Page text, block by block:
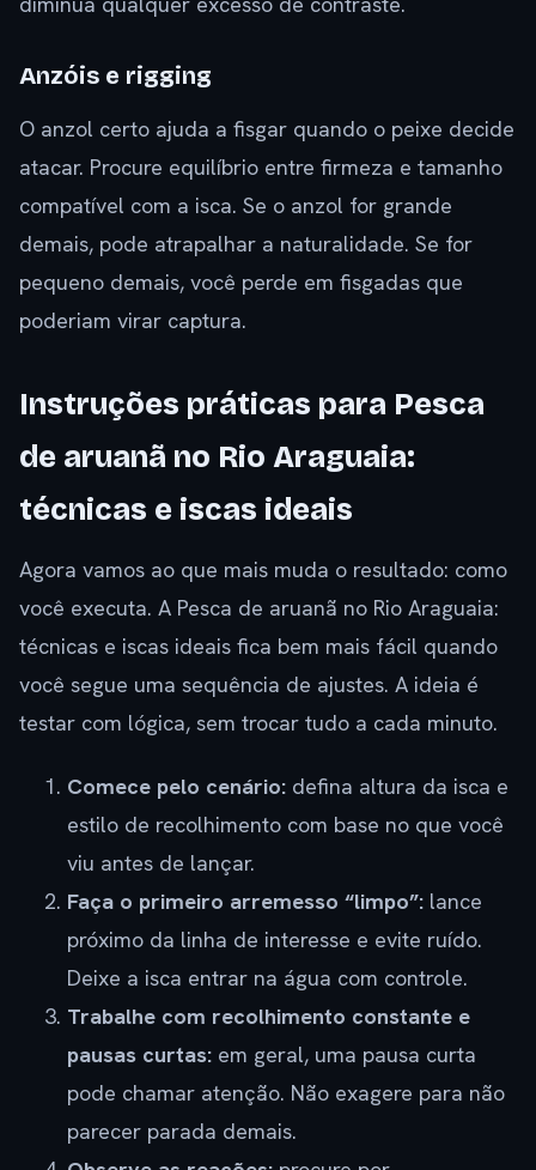
Anzóis e rigging
O anzol certo ajuda a fisgar quando o peixe decide
atacar. Procure equilíbrio entre firmeza e tamanho
compatível com a isca. Se o anzol for grande
demais, pode atrapalhar a naturalidade. Se for
pequeno demais, você perde em fisgadas que
poderiam virar captura.
Instruções práticas para Pesca
de aruanã no Rio Araguaia:
técnicas e iscas ideais
Agora vamos ao que mais muda o resultado: como
você executa. A Pesca de aruanã no Rio Araguaia:
técnicas e iscas ideais fica bem mais fácil quando
você segue uma sequência de ajustes. A ideia é
testar com lógica, sem trocar tudo a cada minuto.
Comece pelo cenário: defina altura da isca e
estilo de recolhimento com base no que você
viu antes de lançar.
Faça o primeiro arremesso “limpo”: lance
próximo da linha de interesse e evite ruído.
Deixe a isca entrar na água com controle.
Trabalhe com recolhimento constante e
pausas curtas: em geral, uma pausa curta
pode chamar atenção. Não exagere para não
parecer parada demais.